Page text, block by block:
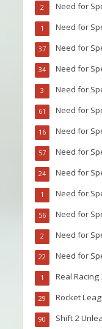
Need for
2
Need for
1
Need for
37
Need for
34
Need for
3
Need for
61
Need for
16
Need for
57
Need for
24
Need for
1
Need for
56
Need for
2
Need for
22
Real Racing
1
Rocket
29
Shift 2
90